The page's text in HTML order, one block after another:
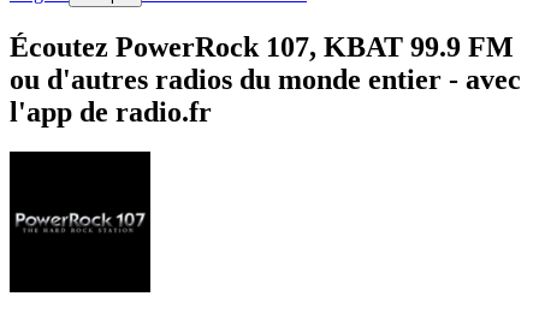
Écoutez PowerRock 107, KBAT 99.9 FM
ou d'autres radios du monde entier - avec
l'app de radio.fr